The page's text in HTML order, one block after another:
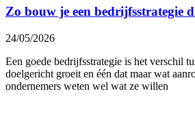
Zo bouw je een bedrijfsstrategie
24/05/2026
Een goede bedrijfsstrategie is het verschil
doelgericht groeit en één dat maar wat
ondernemers weten wel wat ze willen